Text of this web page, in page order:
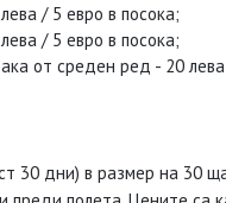
/ 5 евро в посока;
/ 5 евро в посока;
от среден ред - 20
30 дни) в размер на 30